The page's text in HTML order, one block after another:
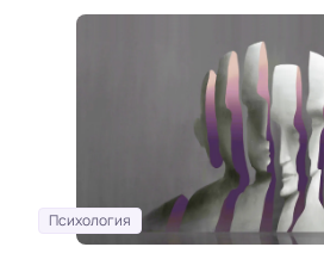
Психология